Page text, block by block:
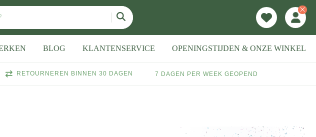
BLOG KLANTENSERVICE OPENINGSTIJDEN & ONZE WINKEL
RETOURNEREN BINNEN 30 DAGEN 7 DAGEN PER WEEK GEOPEND